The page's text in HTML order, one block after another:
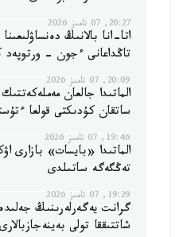
20:27, 07 تامىز 2026
اتا-انا بالانىڭ
تاڭداعانى ءجون -
20:09, 07 تامىز 2026
الماتىدا جالعان
ساتقان كۇدىكتى قولعا
19:46, 07 تامىز 2026
تەڭگەگە ساتىلدى
19:29, 07 تامىز 2026
گرانت يەگەرلەرىنىڭ
شاتتىققا تولى